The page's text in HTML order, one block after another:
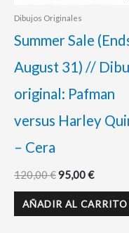
Dibujos Originales
Summer Sale
August 31) //
original: Pafman
versus Harley
– Cera
120,00€95,00€
AÑADIR AL CARRITO